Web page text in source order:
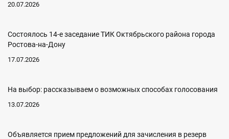
20.07.2026
Состоялось 14-е заседание ТИК Октябрьского района города
Ростова-на-Дону
17.07.2026
На выбор: рассказываем о возможных способах голосования
13.07.2026
Объявляется прием предложений для зачисления в резерв